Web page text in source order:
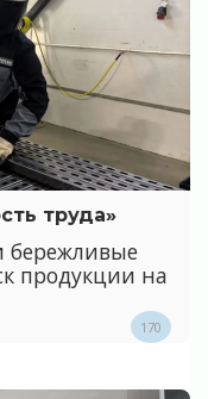
труда»
бережливые
продукции на
170